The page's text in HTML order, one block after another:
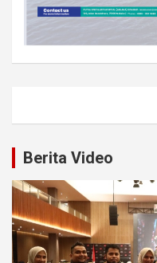
Berita Video